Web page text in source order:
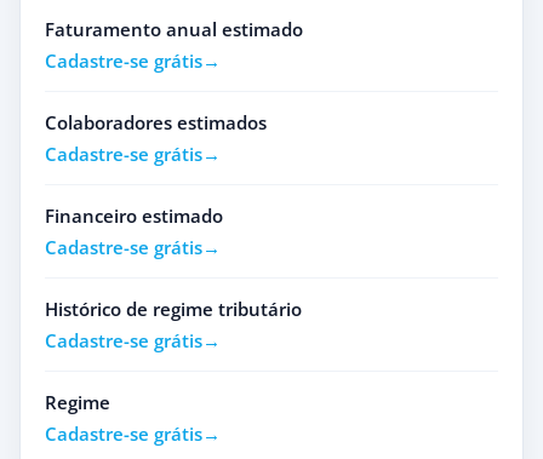
Faturamento anual estimado
Cadastre-se grátis
Colaboradores estimados
Cadastre-se grátis
Financeiro estimado
Cadastre-se grátis
Histórico de regime tributário
Cadastre-se grátis
Regime
Cadastre-se grátis